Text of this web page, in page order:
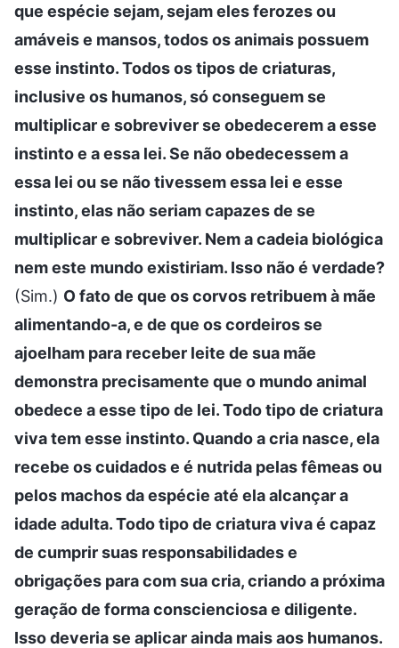
que espécie sejam, sejam eles ferozes ou
amáveis e mansos, todos os animais possuem
esse instinto. Todos os tipos de criaturas,
inclusive os humanos, só conseguem se
multiplicar e sobreviver se obedecerem a esse
instinto e a essa lei. Se não obedecessem a
essa lei ou se não tivessem essa lei e esse
instinto, elas não seriam capazes de se
multiplicar e sobreviver. Nem a cadeia biológica
nem este mundo existiriam. Isso não é verdade?
(Sim.) O fato de que os corvos retribuem à mãe
alimentando-a, e de que os cordeiros se
ajoelham para receber leite de sua mãe
demonstra precisamente que o mundo animal
obedece a esse tipo de lei. Todo tipo de criatura
viva tem esse instinto. Quando a cria nasce, ela
recebe os cuidados e é nutrida pelas fêmeas ou
pelos machos da espécie até ela alcançar a
idade adulta. Todo tipo de criatura viva é capaz
de cumprir suas responsabilidades e
obrigações para com sua cria, criando a próxima
geração de forma conscienciosa e diligente.
Isso deveria se aplicar ainda mais aos humanos.